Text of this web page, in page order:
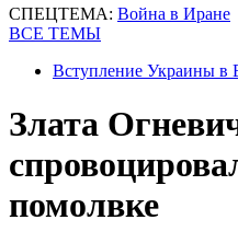
СПЕЦТЕМА: Война в Иране
ВСЕ ТЕМЫ
Вступление Украины в
Злата
помолвке